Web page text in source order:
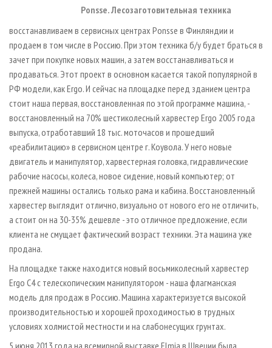
Ponsse. Лесозаготовительная техника
восстанавливаем в сервисных центрах Ponsse в Финляндии и
продаем в том числе в Россию. При этом техника б/у будет браться в
зачет при покупке новых машин, а затем восстанавливаться и
продаваться. Этот проект в основном касается такой популярной в
РФ модели, как Ergo. И сейчас на площадке перед зданием центра
стоит наша первая, восстановленная по этой программе машина, -
восстановленный на 70% шестиколесный харвестер Ergo 2005 года
выпуска, отработавший 18 тыс. моточасов и прошедший
«реабилитацию» в сервисном центре г. Коувола. У него новые
двигатель и манипулятор, харвестерная головка, гидравлические
рабочие насосы, колеса, новое сидение, новый компьютер; от
прежней машины остались только рама и кабина. Восстановленный
харвестер выглядит отлично, визуально от нового его не отличить,
а стоит он на 30-35% дешевле - это отличное предложение, если
клиента не смущает фактический возраст техники. Эта машина уже
продана.
На площадке также находится новый восьмиколесный харвестер
Ergo С4 с телескопическим манипулятором - наша флагманская
модель для продаж в Россию. Машина характеризуется высокой
производительностью и хорошей проходимостью в трудных
условиях холмистой местности и на слабонесущих грунтах.